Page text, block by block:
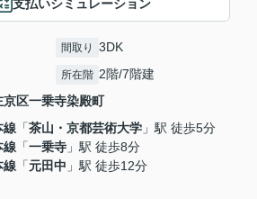
支払いシミュレーション
間取り 3DK
所在階 2階/7階建
京区一乗寺染殿町
線 「茶山・京都芸術大学 」駅 徒歩5分
線 「一乗寺 」駅 徒歩8分
線 「元田中 」駅 徒歩12分